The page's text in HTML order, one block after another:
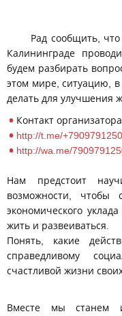
Рад сообщить,
Калининграде
будем разбирать
этом мире, ситуацию,
делать для улучшения
Контакт
http://t.me/
http://wa.me/
Нам предстоит
возможности, чтобы
экономического
жить и развеиваться.
Понять, какие
справедливому
счастливой жизни
Вместе мы станем